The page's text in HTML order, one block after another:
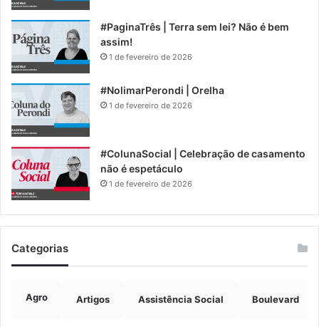
#PaginaTrês | Terra sem lei? Não é bem
assim!
1 de fevereiro de 2026
#NolimarPerondi | Orelha
1 de fevereiro de 2026
#ColunaSocial | Celebração de casamento
não é espetáculo
1 de fevereiro de 2026
Categorias
Agro Artigos Assistência Social Boulevard